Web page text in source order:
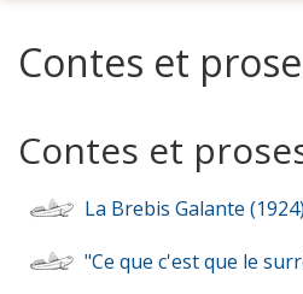
Contes et
Contes et
La Brebis Galante (1924)
"Ce que c'est que le